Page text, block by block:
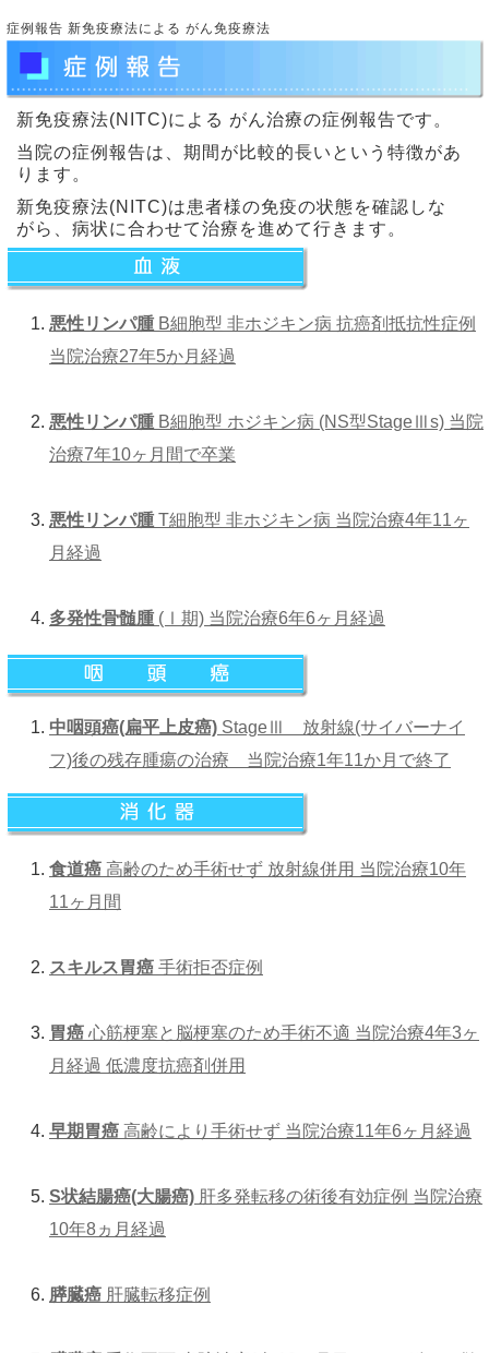
症例報告 新免疫療法による がん免疫療法
新免疫療法(NITC)による がん治療の症例報告です。
当院の症例報告は、期間が比較的長いという特徴があ
ります。
新免疫療法(NITC)は患者様の免疫の状態を確認しな
がら、病状に合わせて治療を進めて行きます。
悪性リンパ腫B細胞型 非ホジキン病 抗癌剤抵抗性症例
当院治療27年5か月経過
悪性リンパ腫B細胞型 ホジキン病 (NS型StageⅢs) 当院
治療7年10ヶ月間で卒業
悪性リンパ腫T細胞型 非ホジキン病 当院治療4年11ヶ
月経過
多発性骨髄腫(Ⅰ期) 当院治療6年6ヶ月経過
中咽頭癌(扁平上皮癌) StageⅢ 放射線(サイバーナイ
フ)後の残存腫瘍の治療 当院治療1年11か月で終了
食道癌 高齢のため手術せず 放射線併用 当院治療10年
11ヶ月間
スキルス胃癌 手術拒否症例
胃癌 心筋梗塞と脳梗塞のため手術不適 当院治療4年3ヶ
月経過 低濃度抗癌剤併用
早期胃癌 高齢により手術せず 当院治療11年6ヶ月経過
S状結腸癌(大腸癌) 肝多発転移の術後有効症例 当院治療
10年8ヵ月経過
膵臓癌 肝臓転移症例